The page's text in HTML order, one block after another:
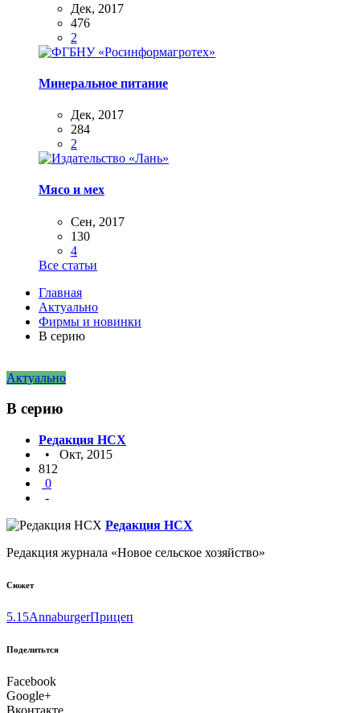
Дек, 2017
476
2
Минеральное питание
Дек, 2017
284
2
Мясо и мех
Сен, 2017
130
4
Все статьи
Главная
Актуально
Фирмы и новинки
В серию
Актуально
В серию
Редакция НСХ
• Окт, 2015
812
0
-
Редакция НСХ
Редакция журнала «Новое сельское хозяйство»
Сюжет
5.15AnnaburgerПрицеп
Поделитьтся
Facebook
Google+
Вконтакте